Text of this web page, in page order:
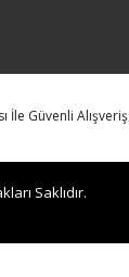
İle Güvenli Alışveriş
Saklıdır.